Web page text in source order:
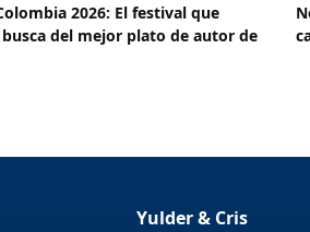
2026: El festival que
del mejor plato de autor de
Yulder & Cris